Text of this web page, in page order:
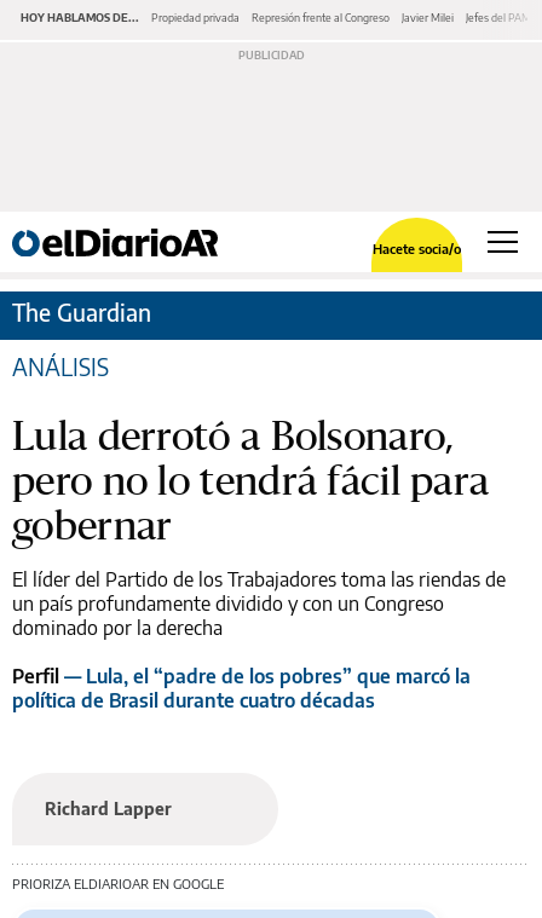
HOY HABLAMOS DE... Propiedad privada Represión frente al Congreso Javier Milei Jefes del PAMI
Hacete socia/o
The Guardian
ANÁLISIS
Lula derrotó a Bolsonaro,
pero no lo tendrá fácil para
gobernar
El líder del Partido de los Trabajadores toma las riendas de
un país profundamente dividido y con un Congreso
dominado por la derecha
Perfil — Lula, el “padre de los pobres” que marcó la
política de Brasil durante cuatro décadas
Richard Lapper
PRIORIZA ELDIARIOAR EN GOOGLE